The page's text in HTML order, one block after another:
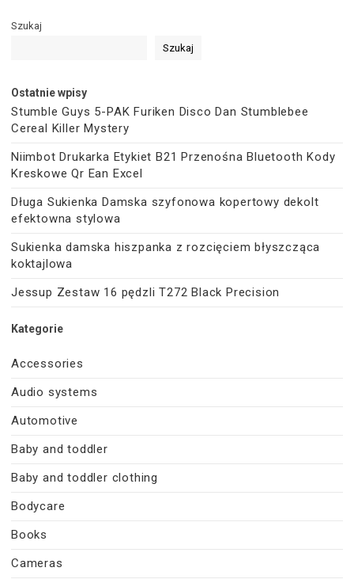
Szukaj
Szukaj
Ostatnie wpisy
Stumble Guys 5-PAK Furiken Disco Dan Stumblebee
Cereal Killer Mystery
Niimbot Drukarka Etykiet B21 Przenośna Bluetooth Kody
Kreskowe Qr Ean Excel
Długa Sukienka Damska szyfonowa kopertowy dekolt
efektowna stylowa
Sukienka damska hiszpanka z rozcięciem błyszcząca
koktajlowa
Jessup Zestaw 16 pędzli T272 Black Precision
Kategorie
Accessories
Audio systems
Automotive
Baby and toddler
Baby and toddler clothing
Bodycare
Books
Cameras